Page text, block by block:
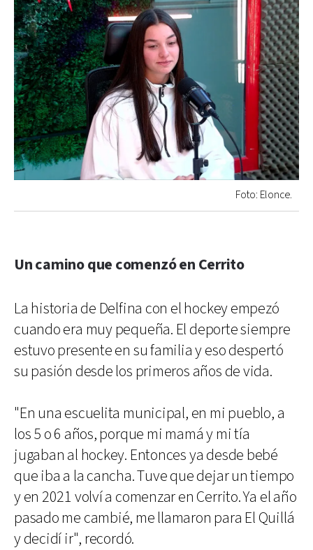
Foto: Elonce.
Un camino que comenzó en Cerrito
La historia de Delfina con el hockey empezó
cuando era muy pequeña. El deporte siempre
estuvo presente en su familia y eso despertó
su pasión desde los primeros años de vida.
"En una escuelita municipal, en mi pueblo, a
los 5 o 6 años, porque mi mamá y mi tía
jugaban al hockey. Entonces ya desde bebé
que iba a la cancha. Tuve que dejar un tiempo
y en 2021 volví a comenzar en Cerrito. Ya el año
pasado me cambié, me llamaron para El Quillá
y decidí ir", recordó.